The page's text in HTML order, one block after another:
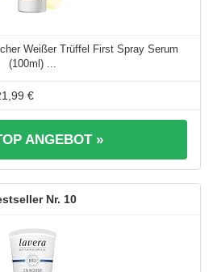
Weißer Trüffel First Spray Serum
(100ml) ...
€
ANGEBOT »
10